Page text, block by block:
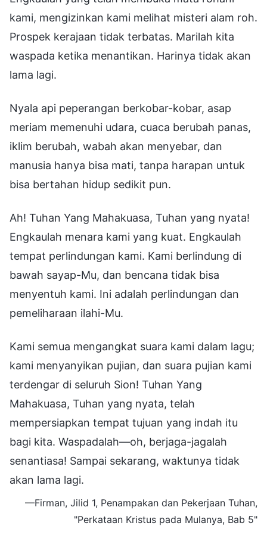
kami, mengizinkan kami melihat misteri alam roh.
Prospek kerajaan tidak terbatas. Marilah kita
waspada ketika menantikan. Harinya tidak akan
lama lagi.
Nyala api peperangan berkobar-kobar, asap
meriam memenuhi udara, cuaca berubah panas,
iklim berubah, wabah akan menyebar, dan
manusia hanya bisa mati, tanpa harapan untuk
bisa bertahan hidup sedikit pun.
Ah! Tuhan Yang Mahakuasa, Tuhan yang nyata!
Engkaulah menara kami yang kuat. Engkaulah
tempat perlindungan kami. Kami berlindung di
bawah sayap-Mu, dan bencana tidak bisa
menyentuh kami. Ini adalah perlindungan dan
pemeliharaan ilahi-Mu.
Kami semua mengangkat suara kami dalam lagu;
kami menyanyikan pujian, dan suara pujian kami
terdengar di seluruh Sion! Tuhan Yang
Mahakuasa, Tuhan yang nyata, telah
mempersiapkan tempat tujuan yang indah itu
bagi kita. Waspadalah—oh, berjaga-jagalah
senantiasa! Sampai sekarang, waktunya tidak
akan lama lagi.
—Firman, Jilid 1, Penampakan dan Pekerjaan Tuhan,
"Perkataan Kristus pada Mulanya, Bab 5"